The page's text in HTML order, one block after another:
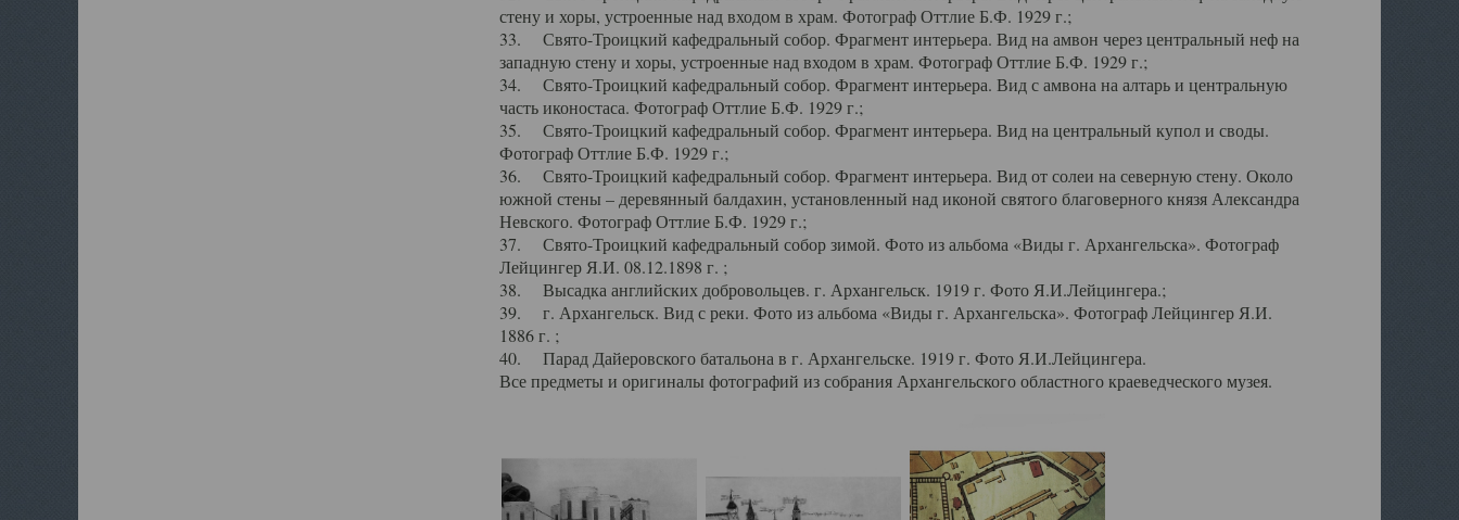
стену и хоры, устроенные над входом в храм. Фотограф Оттлие Б.Ф. 1929 г.;
33. Свято-Троицкий кафедральный собор. Фрагмент интерьера. Вид на амвон через центральный неф на
западную стену и хоры, устроенные над входом в храм. Фотограф Оттлие Б.Ф. 1929 г.;
34. Свято-Троицкий кафедральный собор. Фрагмент интерьера. Вид с амвона на алтарь и центральную
часть иконостаса. Фотограф Оттлие Б.Ф. 1929 г.;
35. Свято-Троицкий кафедральный собор. Фрагмент интерьера. Вид на центральный купол и своды.
Фотограф Оттлие Б.Ф. 1929 г.;
36. Свято-Троицкий кафедральный собор. Фрагмент интерьера. Вид от солеи на северную стену. Около
южной стены – деревянный балдахин, установленный над иконой святого благоверного князя Александра
Невского. Фотограф Оттлие Б.Ф. 1929 г.;
37. Свято-Троицкий кафедральный собор зимой. Фото из альбома «Виды г. Архангельска». Фотограф
Лейцингер Я.И. 08.12.1898 г. ;
38. Высадка английских добровольцев. г. Архангельск. 1919 г. Фото Я.И.Лейцингера.;
39. г. Архангельск. Вид с реки. Фото из альбома «Виды г. Архангельска». Фотограф Лейцингер Я.И.
1886 г. ;
40. Парад Дайеровского батальона в г. Архангельске. 1919 г. Фото Я.И.Лейцингера.
Все предметы и оригиналы фотографий из собрания Архангельского областного краеведческого музея.